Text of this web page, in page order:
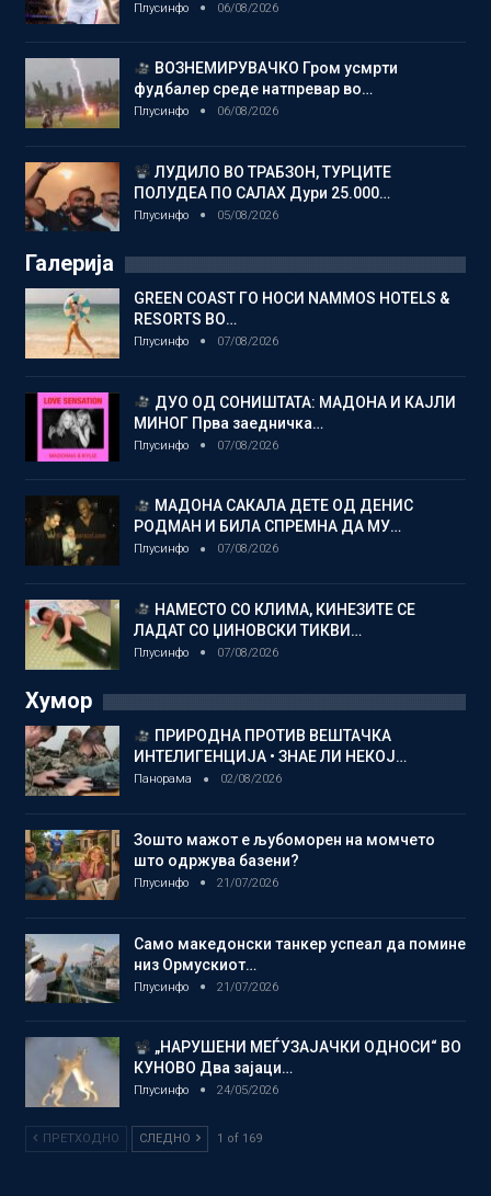
Плусинфо 06/08/2026
ВОЗНЕМИРУВАЧКО Гром усмрти
фудбалер среде натпревар во…
Плусинфо 06/08/2026
ЛУДИЛО ВО ТРАБЗОН, ТУРЦИТЕ
ПОЛУДЕА ПО САЛАХ Дури 25.000…
Плусинфо 05/08/2026
Галерија
GREEN COAST ГО НОСИ NAMMOS HOTELS &
RESORTS ВО…
Плусинфо 07/08/2026
ДУО ОД СОНИШТАТА: МАДОНА И КАЈЛИ
МИНОГ Прва заедничка…
Плусинфо 07/08/2026
МАДОНА САКАЛА ДЕТЕ ОД ДЕНИС
РОДМАН И БИЛА СПРЕМНА ДА МУ…
Плусинфо 07/08/2026
НАМЕСТО СО КЛИМА, КИНЕЗИТЕ СЕ
ЛАДАТ СО ЏИНОВСКИ ТИКВИ…
Плусинфо 07/08/2026
Хумор
ПРИРОДНА ПРОТИВ ВЕШТАЧКА
ИНТЕЛИГЕНЦИЈА • ЗНАЕ ЛИ НЕКОЈ…
Панорама 02/08/2026
Зошто мажот е љубоморен на момчето
што одржува базени?
Плусинфо 21/07/2026
Само македонски танкер успеал да помине
низ Ормускиот…
Плусинфо 21/07/2026
„НАРУШЕНИ МЕЃУЗАЈАЧКИ ОДНОСИ“ ВО
КУНОВО Два зајаци…
Плусинфо 24/05/2026
ПРЕТХОДНО СЛЕДНО 1 of 169